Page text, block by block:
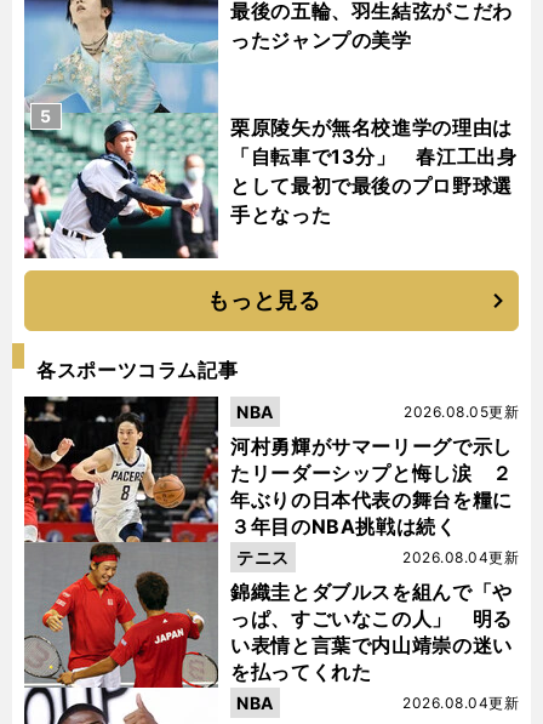
最後の五輪、羽生結弦がこだわ
ったジャンプの美学
栗原陵矢が無名校進学の理由は
「自転車で13分」 春江工出身
として最初で最後のプロ野球選
手となった
5
もっと見る
各スポーツコラム記事
河村勇輝がサマーリーグで示し
たリーダーシップと悔し涙 ２
年ぶりの日本代表の舞台を糧に
３年目のNBA挑戦は続く
2026.08.05更新
NBA
錦織圭とダブルスを組んで「や
っぱ、すごいなこの人」 明る
い表情と言葉で内山靖崇の迷い
を払ってくれた
2026.08.04更新
テニス
2026.08.04更新
NBA